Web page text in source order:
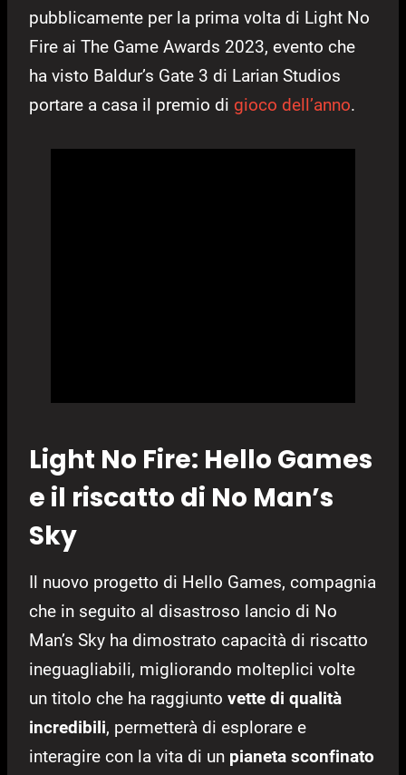
pubblicamente per la prima volta di Light No
Fire ai The Game Awards 2023, evento che
ha visto Baldur’s Gate 3 di Larian Studios
portare a casa il premio di gioco dell’anno.
Light No Fire: Hello Games
e il riscatto di No Man’s
Sky
Il nuovo progetto di Hello Games, compagnia
che in seguito al disastroso lancio di No
Man’s Sky ha dimostrato capacità di riscatto
ineguagliabili, migliorando molteplici volte
un titolo che ha raggiunto vette di qualità
incredibili, permetterà di esplorare e
interagire con la vita di un pianeta sconfinato